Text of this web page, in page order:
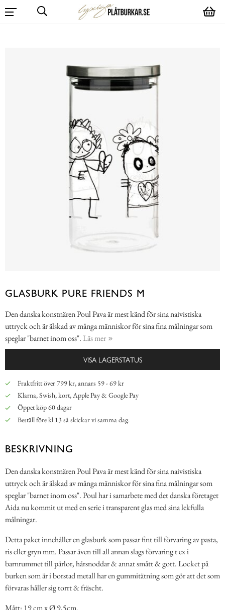
GLASBURK PURE FRIENDS M
Den danska konstnären Poul Pava är mest känd för sina naivistiska
uttryck och är älskad av många människor för sina fina målningar som
speglar "barnet inom oss". Läs mer
VISA LAGERSTATUS
Fraktfritt över 799 kr, annars 59 - 69 kr
Klarna, Swish, kort, Apple Pay & Google Pay
Öppet köp 60 dagar
Beställ före kl 13 så skickar vi samma dag.
BESKRIVNING
Den danska konstnären Poul Pava är mest känd för sina naivistiska
uttryck och är älskad av många människor för sina fina målningar som
speglar "barnet inom oss". Poul har i samarbete med det danska företaget
Aida nu kommit ut med en serie i transparent glas med sina lekfulla
målningar.
Detta paket innehåller en glasburk som passar fint till förvaring av pasta,
ris eller gryn mm. Passar även till all annan slags förvaring t ex i
barnrummet till pärlor, hårsnoddar & annat smått & gott. Locket på
burken som är i borstad metall har en gummitätning som gör att det som
förvaras håller sig torrt & fräscht.
Mått: 19 cm x Ø 9,5cm.